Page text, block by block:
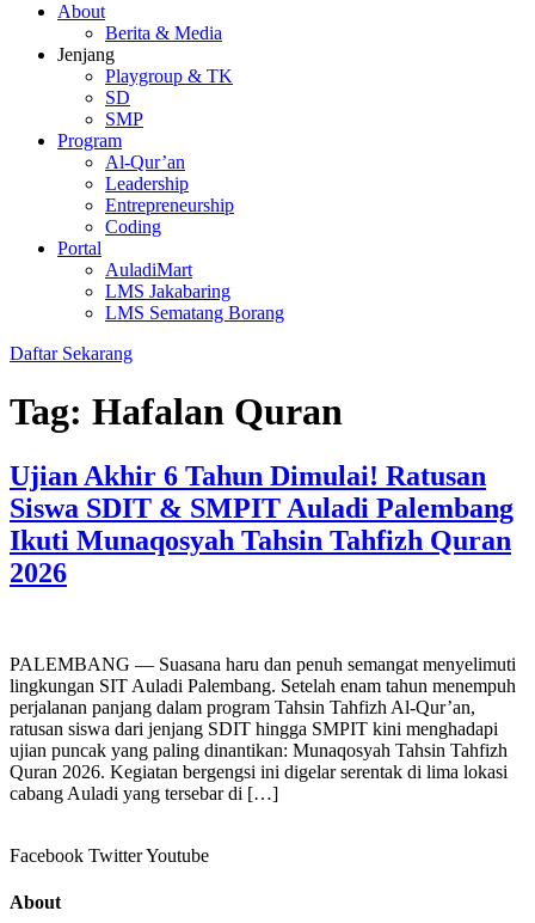
About
Berita & Media
Jenjang
Playgroup & TK
SD
SMP
Program
Al-Qur’an
Leadership
Entrepreneurship
Coding
Portal
AuladiMart
LMS Jakabaring
LMS Sematang Borang
Daftar Sekarang
Tag: Hafalan Quran
Ujian Akhir 6 Tahun Dimulai! Ratusan
Siswa SDIT & SMPIT Auladi Palembang
Ikuti Munaqosyah Tahsin Tahfizh Quran
2026
PALEMBANG — Suasana haru dan penuh semangat menyelimuti
lingkungan SIT Auladi Palembang. Setelah enam tahun menempuh
perjalanan panjang dalam program Tahsin Tahfizh Al-Qur’an,
ratusan siswa dari jenjang SDIT hingga SMPIT kini menghadapi
ujian puncak yang paling dinantikan: Munaqosyah Tahsin Tahfizh
Quran 2026. Kegiatan bergengsi ini digelar serentak di lima lokasi
cabang Auladi yang tersebar di […]
Facebook TwitterYoutube
About